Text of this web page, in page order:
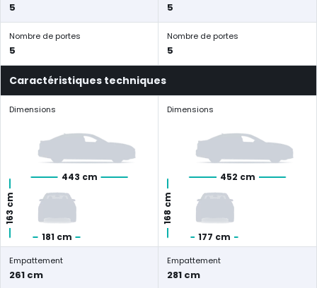
5 5
Nombre de portes
5
Nombre de portes
5
Caractéristiques techniques
Dimensions
443 cm
181 cm
163 cm
Dimensions
452 cm
177 cm
168 cm
Empattement
261 cm
Empattement
281 cm